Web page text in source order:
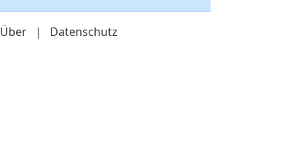
Über | Datenschutz